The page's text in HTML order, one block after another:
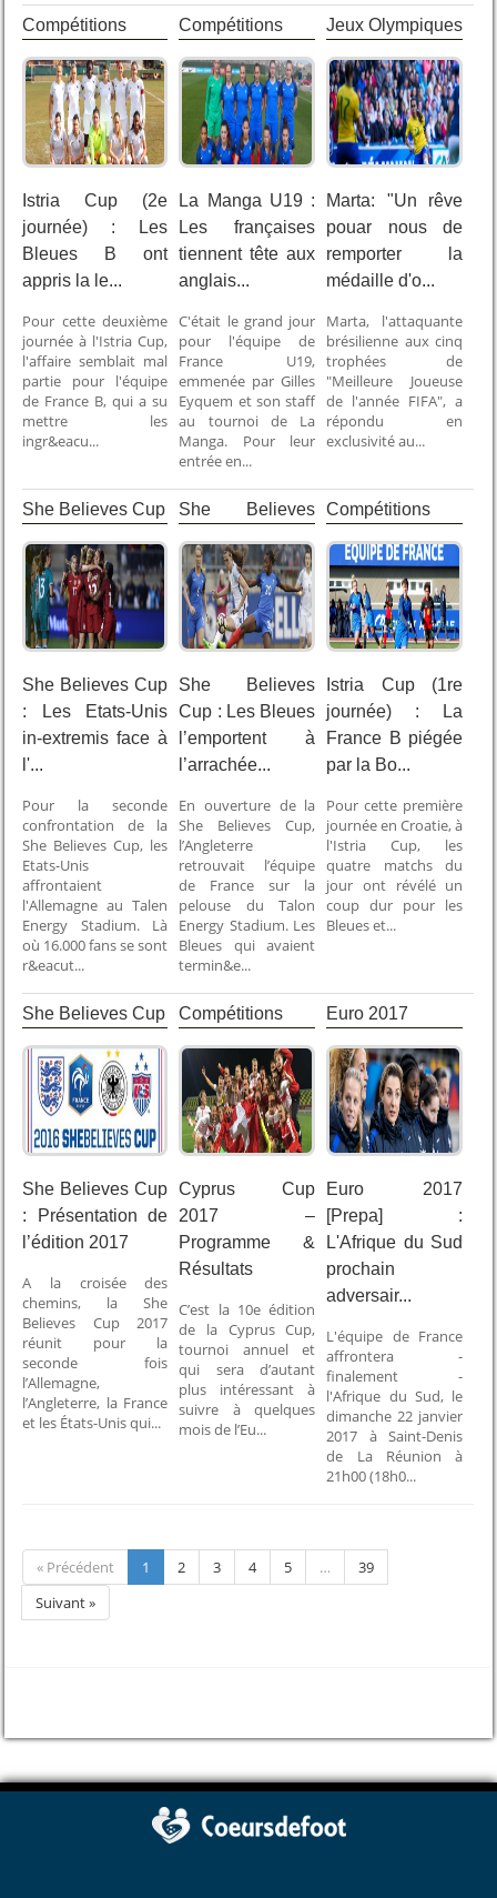
Compétitions
Istria Cup (2e
journée) : Les
Bleues B ont
appris la le...
Pour cette deuxième
journée à l'Istria Cup,
l'affaire semblait mal
partie pour l'équipe
de France B, qui a su
mettre les
ingr&eacu...
Compétitions
La Manga U19 :
Les françaises
tiennent tête aux
anglais...
C'était le grand jour
pour l'équipe de
France U19,
emmenée par Gilles
Eyquem et son staff
au tournoi de La
Manga. Pour leur
entrée en...
Jeux Olympiques
Marta: "Un rêve
pouar nous de
remporter la
médaille d'o...
Marta, l'attaquante
brésilienne aux cinq
trophées de
"Meilleure Joueuse
de l'année FIFA", a
répondu en
exclusivité au...
She Believes Cup
She Believes Cup
: Les Etats-Unis
in-extremis face à
l'...
Pour la seconde
confrontation de la
She Believes Cup, les
Etats-Unis
affrontaient
l'Allemagne au Talen
Energy Stadium. Là
où 16.000 fans se sont
r&eacut...
She Believes
She Believes
Cup : Les Bleues
l’emportent à
l’arrachée...
En ouverture de la
She Believes Cup,
l’Angleterre
retrouvait l’équipe
de France sur la
pelouse du Talon
Energy Stadium. Les
Bleues qui avaient
termin&e...
Compétitions
Istria Cup (1re
journée) : La
France B piégée
par la Bo...
Pour cette première
journée en Croatie, à
l'Istria Cup, les
quatre matchs du
jour ont révélé un
coup dur pour les
Bleues et...
She Believes Cup
She Believes Cup
: Présentation de
l’édition 2017
A la croisée des
chemins, la She
Believes Cup 2017
réunit pour la
seconde fois
l’Allemagne,
l’Angleterre, la France
et les États-Unis qui...
Compétitions
Cyprus Cup
2017 –
Programme &
Résultats
C’est la 10e édition
de la Cyprus Cup,
tournoi annuel et
qui sera d’autant
plus intéressant à
suivre à quelques
mois de l’Eu...
Euro 2017
Euro 2017
[Prepa] :
L'Afrique du Sud
prochain
adversair...
L'équipe de France
affrontera -
finalement -
l'Afrique du Sud, le
dimanche 22 janvier
2017 à Saint-Denis
de La Réunion à
21h00 (18h0...
« Précédent 1 2 3 4 5 …
39
Suivant »